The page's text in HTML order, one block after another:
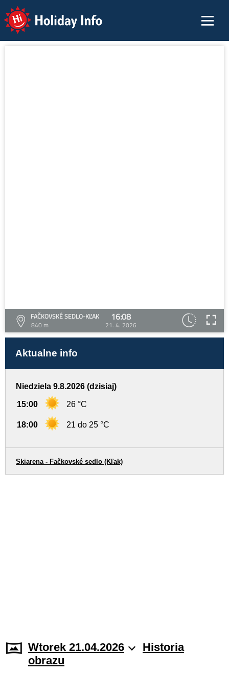
Holiday Info
FAČKOVSKÉ SEDLO-KĽAK
840 m
16:08
21. 4. 2026
Aktualne info
Niedziela 9.8.2026 (dzisiaj)
15:00 26 °C
18:00 21 do 25 °C
Skiarena - Fačkovské sedlo (Kľak)
Wtorek 21.04.2026
Historia
obrazu